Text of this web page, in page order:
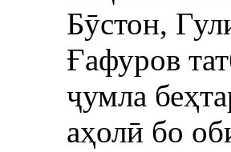
Бӯстон,
Ғафуров
ҷумла
аҳолӣ бо